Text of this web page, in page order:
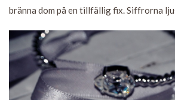
bränna dom på en tillfällig fix. Siffrorna